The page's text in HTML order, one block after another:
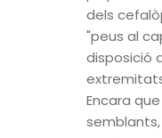
dels
"peus al
disposició
Encara